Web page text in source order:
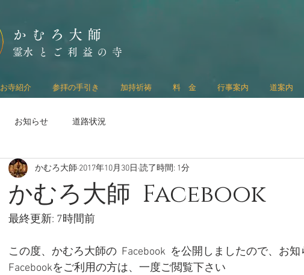
かむろ大師
​霊水とご利益の寺
お寺紹介 参拝の手引き 加持祈祷 料 金 行事案内 道案内
お知らせ 道路状況
かむろ大師 Facebook
かむろ大師 2017年10月30日 読了時間: 1分
最終更新: 7時間前
この度、かむろ大師の  Facebook  を公開しましたので、お知
Facebookをご利用の方は、一度ご閲覧下さい